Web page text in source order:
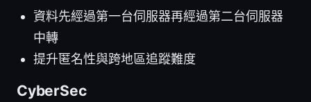
資料先經過第一台伺服器再經過第二台伺服器
中轉
提升匿名性與跨地區追蹤難度
CyberSec